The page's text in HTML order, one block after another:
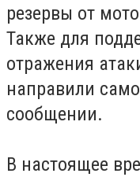
резервы от
Также для
отражения
направили
сообщении.
В настоящее